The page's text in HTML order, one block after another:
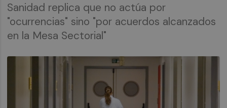
Sanidad replica que no actúa por
"ocurrencias" sino "por acuerdos alcanzados
en la Mesa Sectorial"